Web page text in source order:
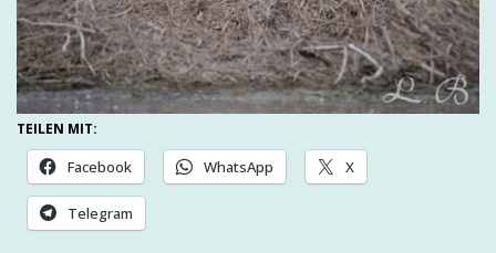
TEILEN MIT:
Facebook WhatsApp X
Telegram